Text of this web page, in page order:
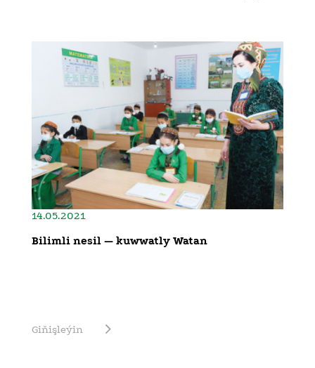
14.05.2021
Bilimli nesil — kuwwatly Watan
Giňişleýin